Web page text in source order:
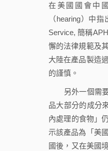
在美國國會中
（hearing）中
Service, 簡稱
懈的法律規範及
大陸在產品製造
的謹慎。
另外一個需要
品大部分的成分
內處理的食物」
示該產品為「美
國後，又在美國